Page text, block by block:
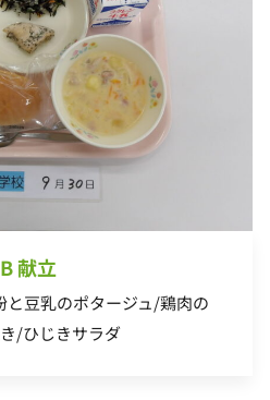
B 献立
豆乳のポタージュ/鶏肉の
/ひじきサラダ